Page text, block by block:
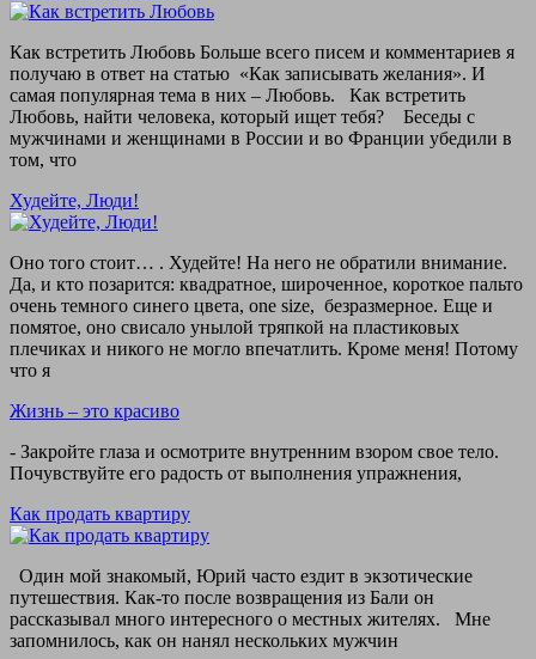
Как встретить Любовь Больше всего писем и комментариев я
получаю в ответ на статью «Как записывать желания». И
самая популярная тема в них – Любовь. Как встретить
Любовь, найти человека, который ищет тебя? Беседы с
мужчинами и женщинами в России и во Франции убедили в
том, что
Худейте, Люди!
Оно того стоит… . Худейте! На него не обратили внимание.
Да, и кто позарится: квадратное, широченное, короткое пальто
очень темного синего цвета, one size, безразмерное. Еще и
помятое, оно свисало унылой тряпкой на пластиковых
плечиках и никого не могло впечатлить. Кроме меня! Потому
что я
Жизнь – это красиво
- Закройте глаза и осмотрите внутренним взором свое тело.
Почувствуйте его радость от выполнения упражнения,
Как продать квартиру
Один мой знакомый, Юрий часто ездит в экзотические
путешествия. Как-то после возвращения из Бали он
рассказывал много интересного о местных жителях. Мне
запомнилось, как он нанял нескольких мужчин